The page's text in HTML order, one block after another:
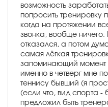
возможность
попросить тренировку
когда на протяжении
звонка, вообще
отказался, а потом
самая лёгкая
запоминающий момент
именно в четверг мне
теннису бывший (я
(если что, вид спорта -
предложил быть